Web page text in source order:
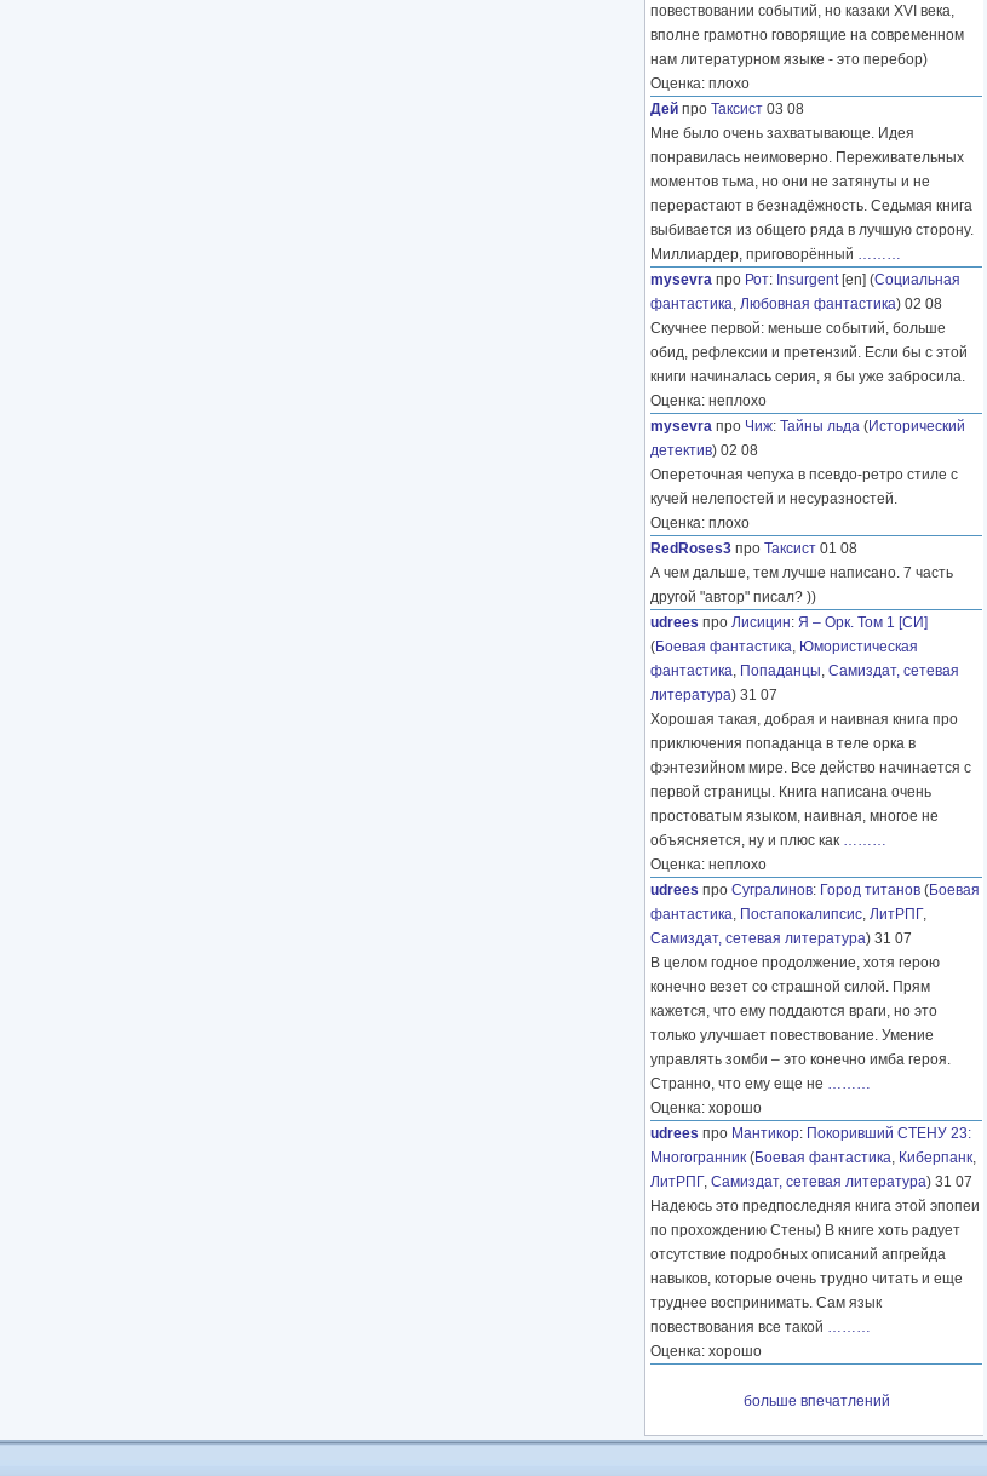
повествовании событий, но казаки XVI века,
вполне грамотно говорящие на современном
нам литературном языке - это перебор)
Оценка: плохо
Дей про Таксист 03 08
Мне было очень захватывающе. Идея
понравилась неимоверно. Переживательных
моментов тьма, но они не затянуты и не
перерастают в безнадёжность. Седьмая книга
выбивается из общего ряда в лучшую сторону.
Миллиардер, приговорённый ………
mysevra про Рот: Insurgent[en] (Социальная
фантастика, Любовная фантастика) 02 08
Скучнее первой: меньше событий, больше
обид, рефлексии и претензий. Если бы с этой
книги начиналась серия, я бы уже забросила.
Оценка: неплохо
mysevra про Чиж: Тайны льда (Исторический
детектив) 02 08
Опереточная чепуха в псевдо-ретро стиле с
кучей нелепостей и несуразностей.
Оценка: плохо
RedRoses3 про Таксист 01 08
А чем дальше, тем лучше написано. 7 часть
другой "автор" писал? ))
udrees про Лисицин: Я – Орк. Том 1 [СИ]
(Боевая фантастика, Юмористическая
фантастика, Попаданцы, Самиздат, сетевая
литература) 31 07
Хорошая такая, добрая и наивная книга про
приключения попаданца в теле орка в
фэнтезийном мире. Все действо начинается с
первой страницы. Книга написана очень
простоватым языком, наивная, многое не
объясняется, ну и плюс как ………
Оценка: неплохо
udrees про Сугралинов: Город титанов (Боевая
фантастика, Постапокалипсис, ЛитРПГ,
Самиздат, сетевая литература) 31 07
В целом годное продолжение, хотя герою
конечно везет со страшной силой. Прям
кажется, что ему поддаются враги, но это
только улучшает повествование. Умение
управлять зомби – это конечно имба героя.
Странно, что ему еще не ………
Оценка: хорошо
udrees про Мантикор: Покоривший СТЕНУ 23:
Многогранник (Боевая фантастика, Киберпанк,
ЛитРПГ, Самиздат, сетевая литература) 31 07
Надеюсь это предпоследняя книга этой эпопеи
по прохождению Стены) В книге хоть радует
отсутствие подробных описаний апгрейда
навыков, которые очень трудно читать и еще
труднее воспринимать. Сам язык
повествования все такой ………
Оценка: хорошо
больше впечатлений